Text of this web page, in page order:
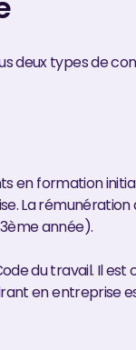
deux types de
en formation
La rémunération
année).
du travail. Il est
en entreprise